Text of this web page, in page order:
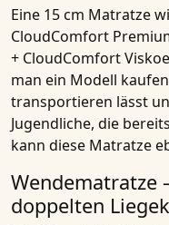
Eine 15 cm Matratze
CloudComfort
+ CloudComfort
man ein Modell
transportieren lässt
Jugendliche, die
kann diese Matratze
Wendematratze
doppelten